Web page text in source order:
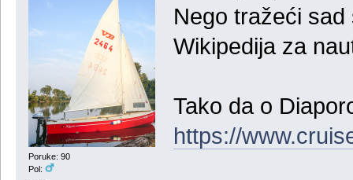
Poruke: 90
Pol:
Nego tražeći
Wikipedija za
Tako da o
https://